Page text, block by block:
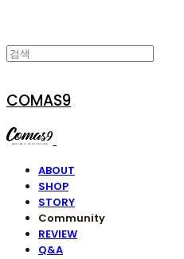
COMAS9
ABOUT
SHOP
STORY
Community
REVIEW
Q&A